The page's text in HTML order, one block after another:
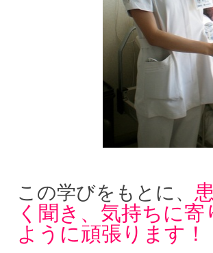
この学びをもとに、
く聞き、気持ちに
ように頑張ります！